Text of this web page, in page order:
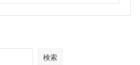
検索